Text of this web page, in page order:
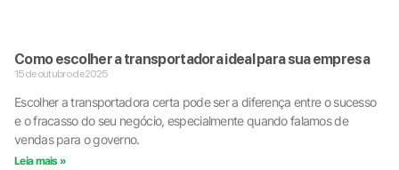
Como escolher a transportadora ideal para sua empresa
15 de outubro de 2025
Escolher a transportadora certa pode ser a diferença entre o sucesso
e o fracasso do seu negócio, especialmente quando falamos de
vendas para o governo.
Leia mais »